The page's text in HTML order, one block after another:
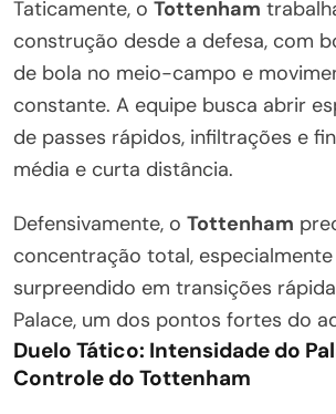
Taticamente, o Tottenham
construção desde a defesa, com
de bola no meio-campo e
constante. A equipe busca abrir
de passes rápidos, infiltrações e
média e curta distância.
Defensivamente, o Tottenham
concentração total,
surpreendido em transições
Palace, um dos pontos fortes do
Duelo Tático: Intensidade do
Controle do Tottenham